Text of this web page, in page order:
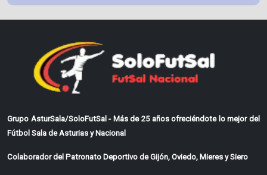
Grupo AsturSala/SoloFutSal - Más de 25 años ofreciéndote lo mejor del
Fútbol Sala de Asturias y Nacional
Colaborador del Patronato Deportivo de Gijón, Oviedo, Mieres y Siero